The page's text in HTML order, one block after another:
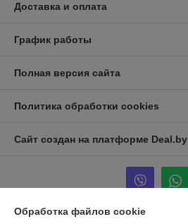
Доставка и оплата
График работы
Полная версия сайта
Политика обработки cookies
Сайт создан на платформе Deal.by
Обработка файлов cookie